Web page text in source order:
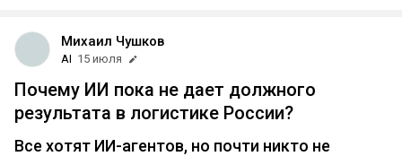
Михаил Чушков
AI 15 июля
Почему ИИ пока не дает должного
результата в логистике России?
Все хотят ИИ-агентов, но почти никто не